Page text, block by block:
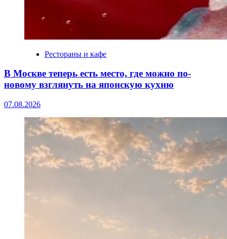
Рестораны и кафе
В Москве теперь есть место, где можно по-
новому взглянуть на японскую кухню
07.08.2026